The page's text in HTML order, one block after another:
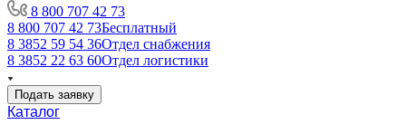
8 800 707 42 73
8 800 707 42 73Бесплатный
8 3852 59 54 36Отдел снабжения
8 3852 22 63 60Отдел логистики
Подать заявку
Каталог